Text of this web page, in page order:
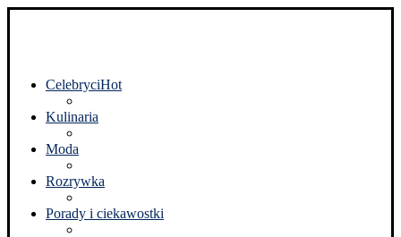
CelebryciHot
Kulinaria
Moda
Rozrywka
Porady i ciekawostki